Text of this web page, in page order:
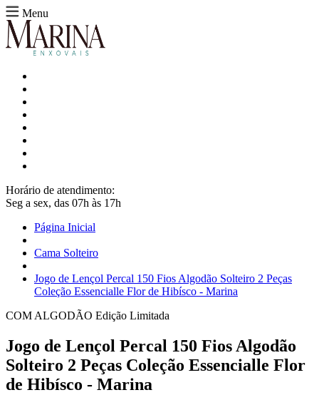
Menu
Horário de atendimento:
Seg a sex, das 07h às 17h
Página Inicial
Cama Solteiro
Jogo de Lençol Percal 150 Fios Algodão Solteiro 2 Peças
Coleção Essencialle Flor de Hibísco - Marina
COM ALGODÃO Edição Limitada
Jogo de Lençol Percal 150 Fios Algodão
Solteiro 2 Peças Coleção Essencialle Flor
de Hibísco - Marina